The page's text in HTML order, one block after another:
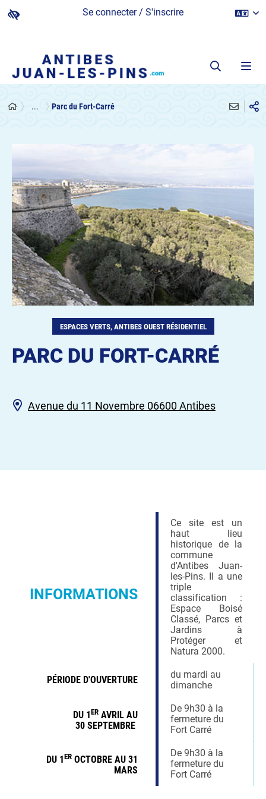
Se connecter / S'inscrire
... Parc du Fort-Carré
ESPACES VERTS, ANTIBES OUEST RÉSIDENTIEL
PARC DU FORT-CARRÉ
Avenue du 11 Novembre 06600 Antibes
INFORMATIONS
Ce site est un
haut lieu
historique de la
commune
d'Antibes Juan-
les-Pins. Il a une
triple
classification :
Espace Boisé
Classé, Parcs et
Jardins à
Protéger et
Natura 2000.
PÉRIODE D'OUVERTURE
du mardi au
dimanche
DU 1ER AVRIL AU
30 SEPTEMBRE
De 9h30 à la
fermeture du
Fort Carré
DU 1ER OCTOBRE AU 31
MARS
De 9h30 à la
fermeture du
Fort Carré